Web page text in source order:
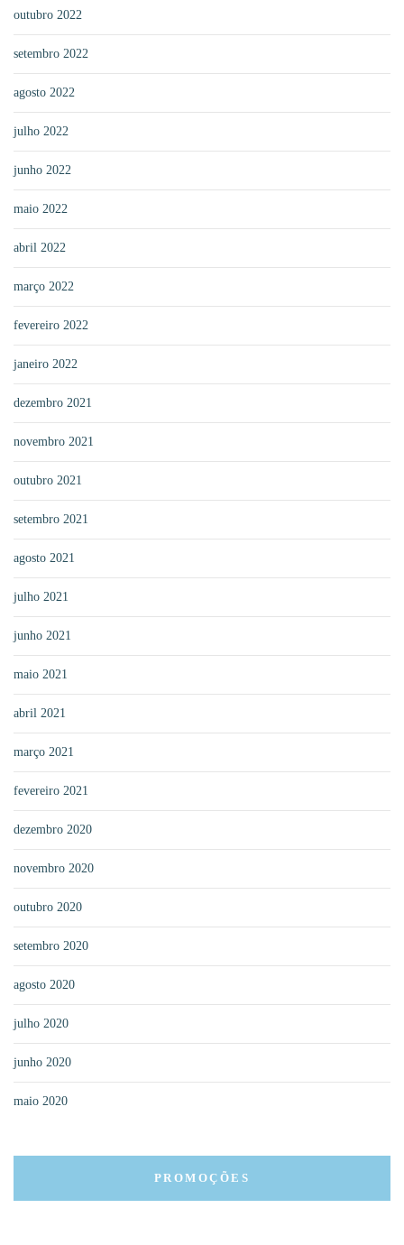
outubro 2022
setembro 2022
agosto 2022
julho 2022
junho 2022
maio 2022
abril 2022
março 2022
fevereiro 2022
janeiro 2022
dezembro 2021
novembro 2021
outubro 2021
setembro 2021
agosto 2021
julho 2021
junho 2021
maio 2021
abril 2021
março 2021
fevereiro 2021
dezembro 2020
novembro 2020
outubro 2020
setembro 2020
agosto 2020
julho 2020
junho 2020
maio 2020
PROMOÇÕES